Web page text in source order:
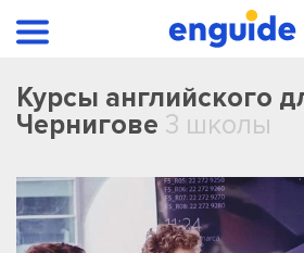
Курсы английского
Чернигове 3 школы